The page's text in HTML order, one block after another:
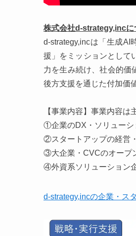
株式会社d-strategy,incに
d-strategy,incは「生成AI
援」をミッションとして
力を生み続け、社会的価
後方支援を通じた付加価
【事業内容】事業内容は
①企業のDX・ソリューシ
②スタートアップの経営
③大企業・CVCのオープ
④外資系ソリューション
d-strategy,incの企業・ス